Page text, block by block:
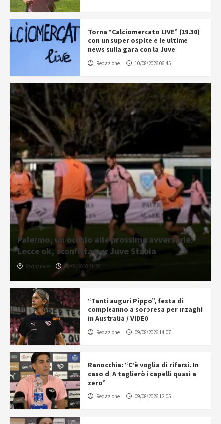
Torna “Calciomercato LIVE” (19.30)
con un super ospite e le ultime
news sulla gara con la Juve
Redazione 10/08/2026 06:45
Palermo, un occhio alle prossime avversarie:
Lecce ok, sconfitta per Juve Stabia
Redazione 09/08/2026 21:25
“Tanti auguri Pippo”, festa di
compleanno a sorpresa per Inzaghi
in Australia / VIDEO
Redazione 09/08/2026 14:07
Ranocchia: “C’è voglia di rifarsi. In
caso di A taglierò i capelli quasi a
zero”
Redazione 09/08/2026 12:05